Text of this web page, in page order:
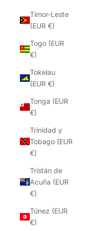
Timor-Leste
(EUR €)
Togo (EUR
€)
Tokelau
(EUR €)
Tonga (EUR
€)
Trinidad y
Tobago (EUR
€)
Tristán de
Acuña (EUR
€)
Túnez (EUR
€)